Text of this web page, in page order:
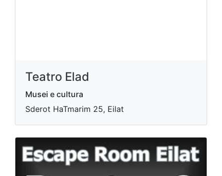
Teatro Elad
Musei e cultura
Sderot HaTmarim 25, Eilat